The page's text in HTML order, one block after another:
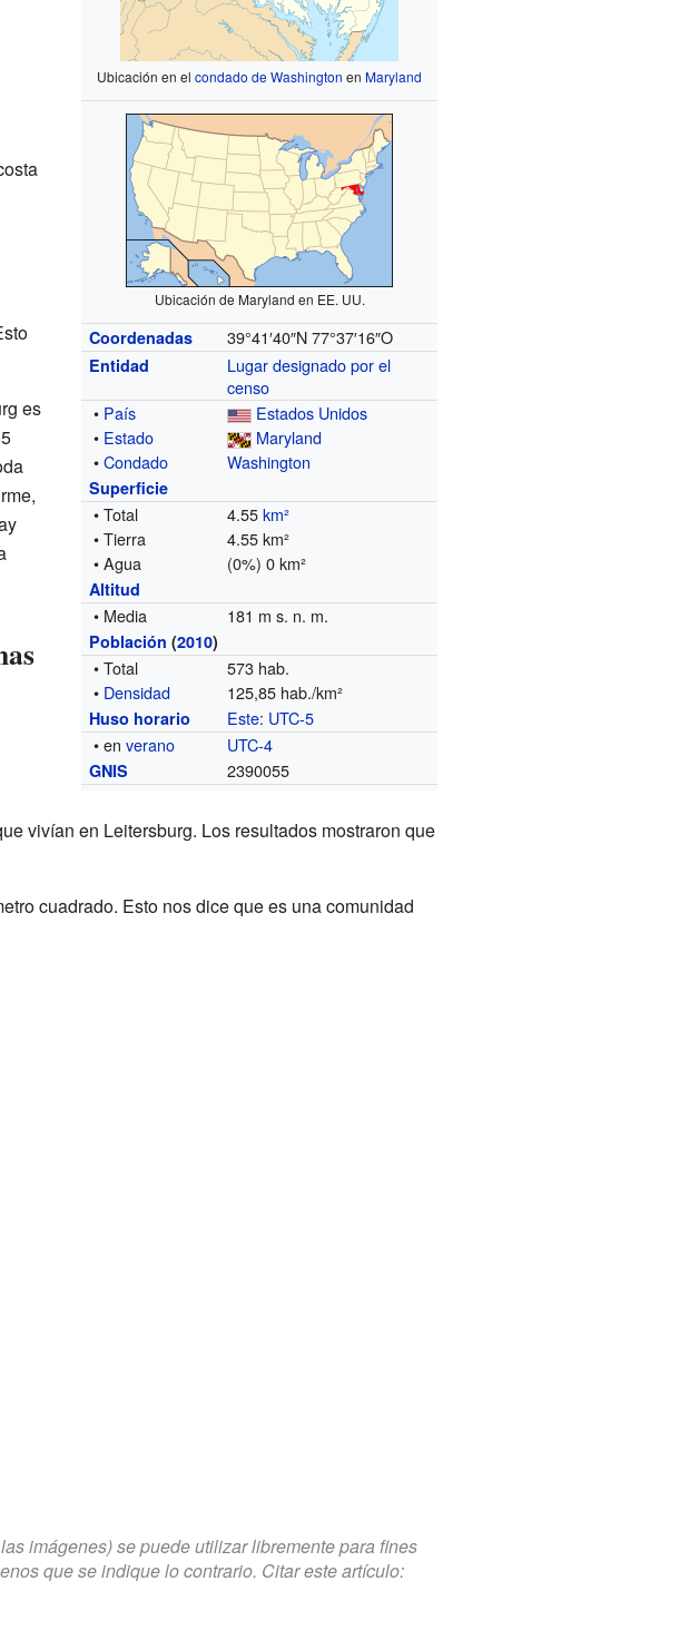
Ubicación en elcondado de Washington enMaryland
Ubicación de Maryland en EE. UU.
Coordenadas 39°41′40″N 77°37′16″O
Entidad
Lugar designado por el
censo
• País
Estados Unidos
• Estado
Maryland
•Condado Washington
Superficie
• Total 4.55km²
• Tierra
4.55 km²
• Agua
(0%) 0 km²
Altitud
• Media 181 m s. n. m.
Población (2010)
• Total
573 hab.
• Densidad 125,85 hab./km²
Huso horario Este: UTC-5
• enverano UTC-4
GNIS 2390055
es
vivían en Leitersburg. Los resultados mostraron que
cuadrado. Esto nos dice que es una comunidad
imágenes) se puede utilizar libremente para fines
que se indique lo contrario. Citar este artículo: